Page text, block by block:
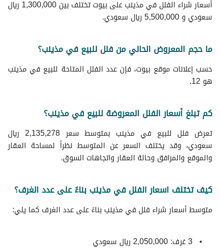
أسعار شراء الفلل في مذينب على بيوت تختلف بين 1,300,000 ريال
سعودي و 5,500,000 ريال سعودي.
ما حجم المعروض الحالي من فلل للبيع في مذينب؟
حسب إعلانات موقع بيوت، فإن عدد الفلل المتاحة للبيع في مذينب
هو 12.
كم تبلغ أسعار الفلل المعروضة للبيع في مذينب؟
تعرض فلل للبيع في مذينب بمتوسط سعر 2,135,278 ريال
سعودي، وقد يختلف السعر عن المتوسط نظراً لمساحة العقار
والموقع والمرافق وحالة العقار واتجاهات السوق.
كيف تختلف اسعار الفلل في مذينب بناءً على عدد الغرف؟
متوسط ​​أسعار شراء فلل في مذينب بناءً على عدد الغرف كما يلي:
3 غرف: 2,050,000 ريال سعودي